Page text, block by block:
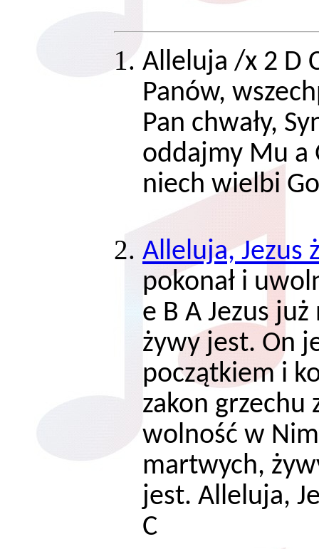
Alleluja /x 2 D
Panów,
Pan chwały,
oddajmy Mu a
niech wielbi
Alleluja, Jezus
pokonał i
e B A Jezus
żywy jest. On
początkiem i
zakon grzechu
wolność w
martwych,
jest. Alleluja,
C